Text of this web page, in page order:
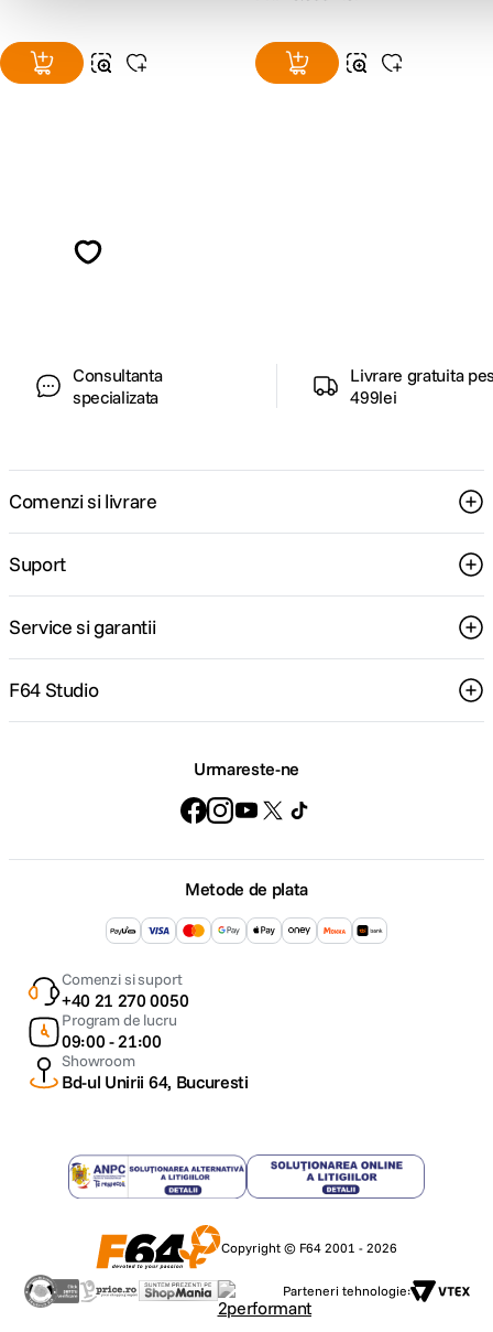
Consultanta
specializata
Livrare gratuita
499lei
Comenzi si livrare
Suport
Service si garantii
F64 Studio
Urmareste-ne
Metode de plata
Comenzi si suport
+40 21 270 0050
Program de lucru
09:00 - 21:00
Showroom
Bd-ul Unirii 64, Bucuresti
Copyright © F64 2001 - 2026
Parteneri tehnologie: